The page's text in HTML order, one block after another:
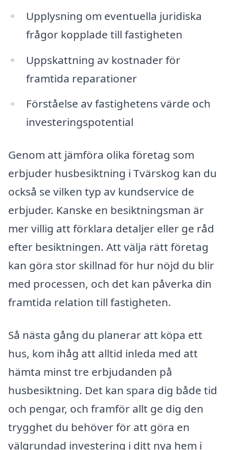
Upplysning om eventuella juridiska
frågor kopplade till fastigheten
Uppskattning av kostnader för
framtida reparationer
Förståelse av fastighetens värde och
investeringspotential
Genom att jämföra olika företag som
erbjuder husbesiktning i Tvärskog kan du
också se vilken typ av kundservice de
erbjuder. Kanske en besiktningsman är
mer villig att förklara detaljer eller ge råd
efter besiktningen. Att välja rätt företag
kan göra stor skillnad för hur nöjd du blir
med processen, och det kan påverka din
framtida relation till fastigheten.
Så nästa gång du planerar att köpa ett
hus, kom ihåg att alltid inleda med att
hämta minst tre erbjudanden på
husbesiktning. Det kan spara dig både tid
och pengar, och framför allt ge dig den
trygghet du behöver för att göra en
välgrundad investering i ditt nya hem i